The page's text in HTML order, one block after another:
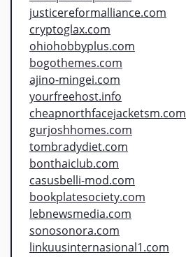
justicereformalliance.com
cryptoglax.com
ohiohobbyplus.com
bogothemes.com
ajino-mingei.com
yourfreehost.info
cheapnorthfacejacketsm.com
gurjoshhomes.com
tombradydiet.com
bonthaiclub.com
casusbelli-mod.com
bookplatesociety.com
lebnewsmedia.com
sonosonora.com
linkuusinternasional1.com